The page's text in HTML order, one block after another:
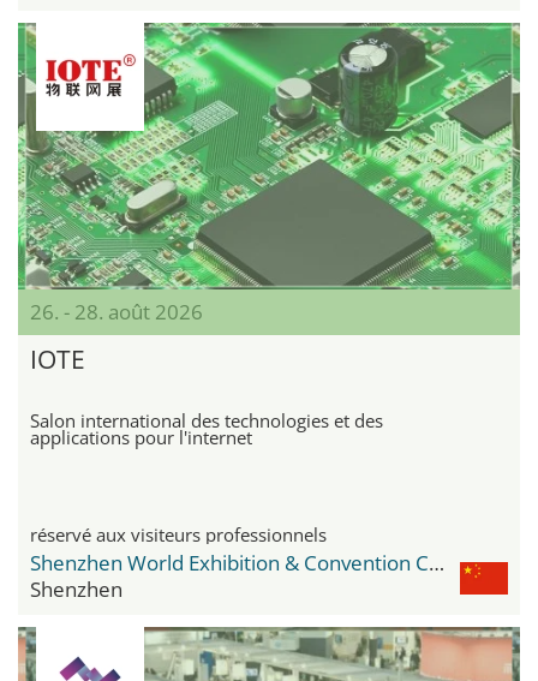
26. - 28. août 2026
IOTE
Salon international des technologies et des
applications pour l'internet
réservé aux visiteurs professionnels
Shenzhen World Exhibition & Convention Center
Shenzhen